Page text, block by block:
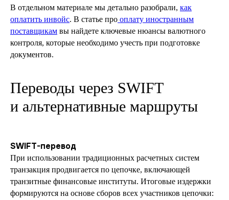
В отдельном материале мы детально разобрали, как
оплатить инвойс. В статье про оплату иностранным
поставщикам вы найдете ключевые нюансы валютного
контроля, которые необходимо учесть при подготовке
документов.
Переводы через SWIFT
и альтернативные маршруты
SWIFT-перевод
При использовании традиционных расчетных систем
транзакция продвигается по цепочке, включающей
транзитные финансовые институты. Итоговые издержки
формируются на основе сборов всех участников цепочки: